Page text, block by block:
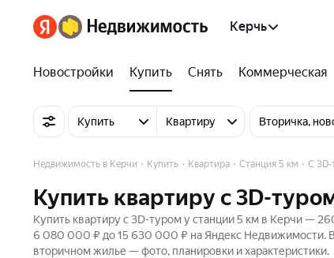
Керчь
Новостройки Купить Снять Коммерческая
Купить Квартиру Вторичка,
Недвижимость в Керчи Купить Квартира Станция 5 км C
Купить квартиру c 3D-
Купить квартиру c 3D-туром у станции 5 км в Керчи —
6 080 000 ₽ до 15 630 000 ₽ на Яндекс Недвижимости.
вторичном жилье — фото, планировки и характеристики.